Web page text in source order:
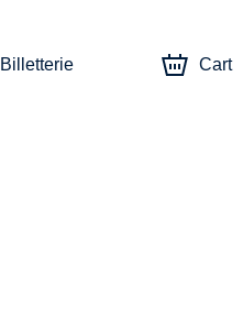
Billetterie Cart